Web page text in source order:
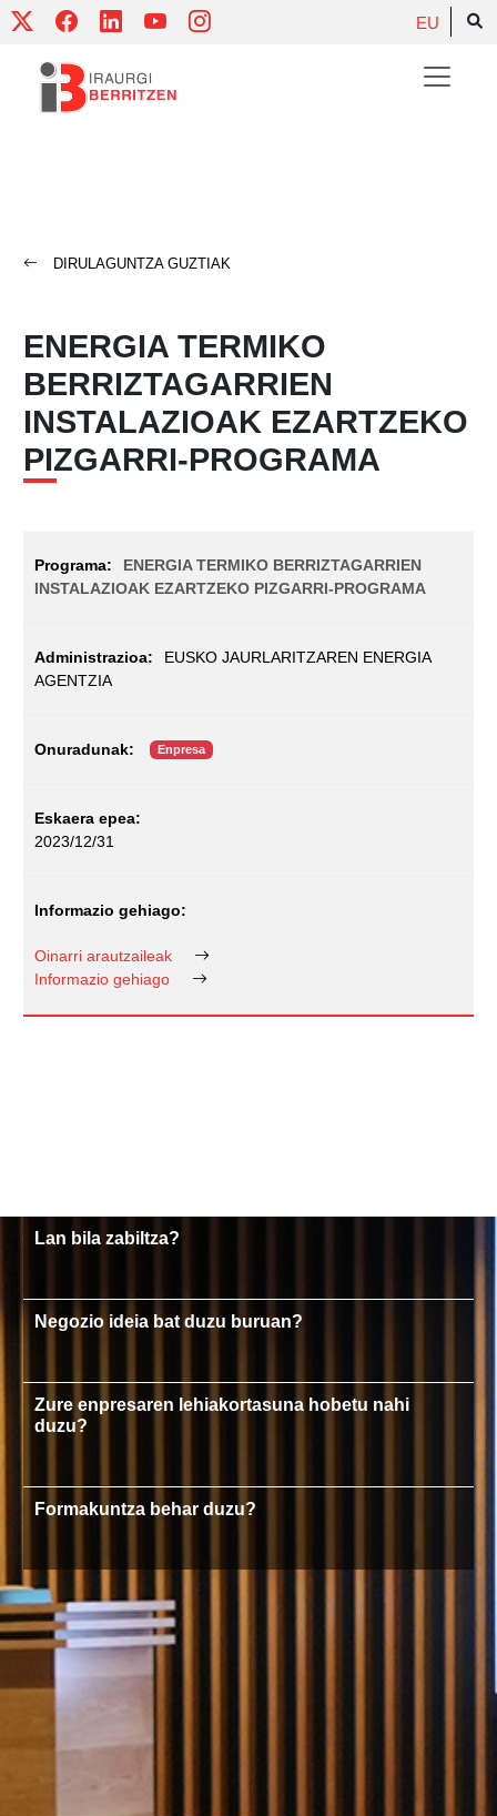
Skip
content
EU
DIRULAGUNTZA GUZTIAK
ENERGIA TERMIKO
BERRIZTAGARRIEN
INSTALAZIOAK EZARTZEKO
PIZGARRI-PROGRAMA
ENERGIA TERMIKO BERRIZTAGARRIEN
INSTALAZIOAK EZARTZEKO PIZGARRI-PROGRAMA
EUSKO JAURLARITZAREN ENERGIA
AGENTZIA
Enpresa
2023/12/31
Oinarri arautzaileak
Informazio gehiago
Lan bila zabiltza?
Negozio ideia bat duzu buruan?
Zure enpresaren lehiakortasuna hobetu nahi
duzu?
Formakuntza behar duzu?